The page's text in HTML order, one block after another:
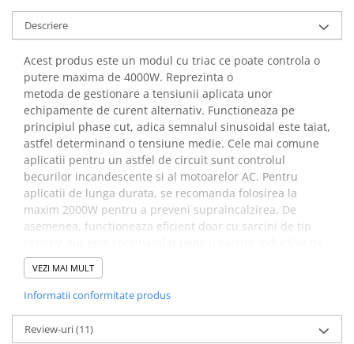
Descarcatoare de Supratensiune
Contactoare
Blocuri de Distributie
Tablouri Electrice
Accesorii Tablouri Electrice
Stabilizatoare de Tensiune
Convertoare de Tensiune
Banda Izolatoare
Panouri Fotovoltaice
Smart Home
Intrerupatoare Smart
Prize Inteligente
Module Smart Home
Iluminat
Descriere
Acest produs este un modul cu triac ce poate controla o
putere maxima de 4000W. Reprezinta o
metoda de gestionare a tensiunii aplicata unor
echipamente de curent alternativ. Functioneaza pe
principiul phase cut, adica semnalul sinusoidal este taiat,
astfel determinand o tensiune medie. Cele mai comune
aplicatii pentru un astfel de circuit sunt controlul
becurilor incandescente si al motoarelor AC. Pentru
aplicatii de lunga durata, se recomanda folosirea la
maxim 2000W pentru a preveni supraincalzirea. De
asemenea, functioneaza eficient doar cu sarcini de tip
joasa putere, cum ar fi motoare sincrone mici (<50W),
ventilatoare cu reglaj electronic intern sau aparate
sensibile la forma de unda a tensiunii.
Specificatii regulator de
VEZI MAI MULT
Informatii conformitate produs
Review-uri(11)